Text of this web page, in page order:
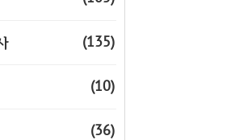
(135)
(10)
(36)